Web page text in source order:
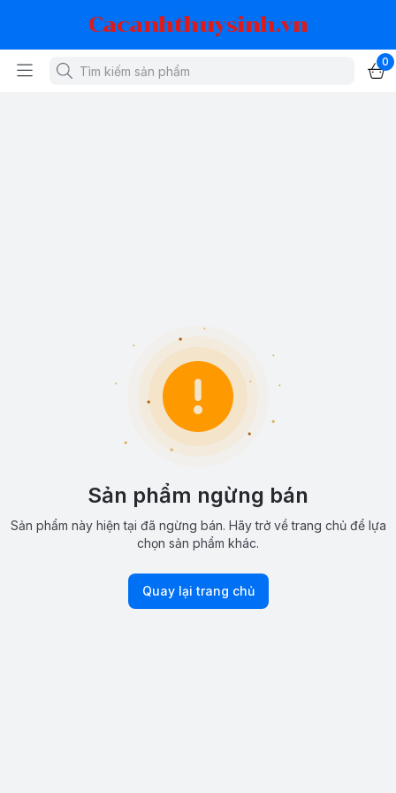
Cacanhthuysinh.vn
0
Sản phẩm ngừng bán
Sản phẩm này hiện tại đã ngừng bán. Hãy trở về trang chủ để lựa
chọn sản phẩm khác.
Quay lại trang chủ